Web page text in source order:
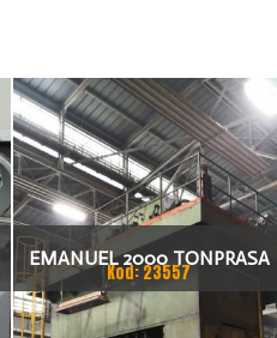
EMANUEL 2000 TONPRASA
HYDRAULICZNA 3200 X 2000
Kod: 23557